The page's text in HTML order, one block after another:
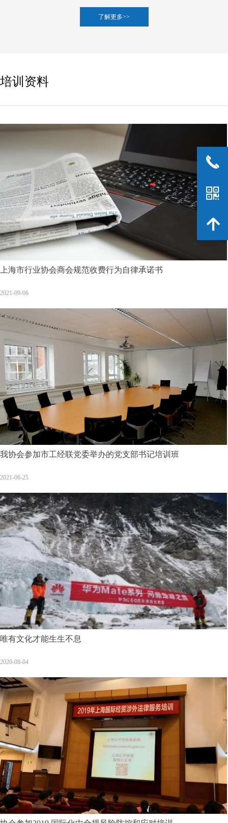
了解更多>>
培训资料
上海市行业协会商会规范收费行为自律承诺书
2021-09-06
我协会参加市工经联党委举办的党支部书记培训班
2021-06-25
唯有文化才能生生不息
2020-08-04
끅
낃
녕